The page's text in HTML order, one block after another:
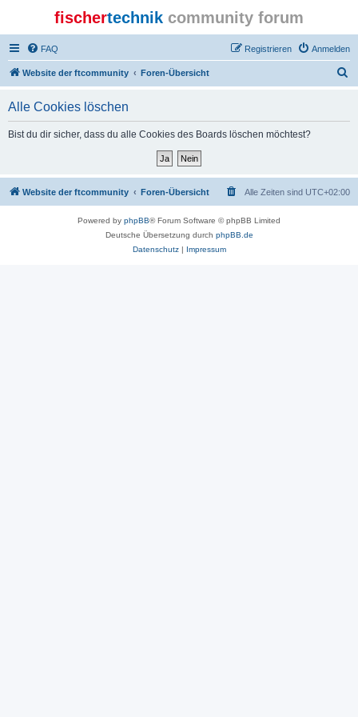
fischertechnik community forum
FAQ Anmelden
Registrieren
Website der ftcommunity Foren-Übersicht
Alle Cookies löschen
Bist du dir sicher, dass du alle Cookies des Boards löschen möchtest?
Website der ftcommunity Foren-Übersicht Alle Zeiten sind UTC+02:00
Powered by phpBB® Forum Software © phpBB Limited
Deutsche Übersetzung durch phpBB.de
Datenschutz| Impressum